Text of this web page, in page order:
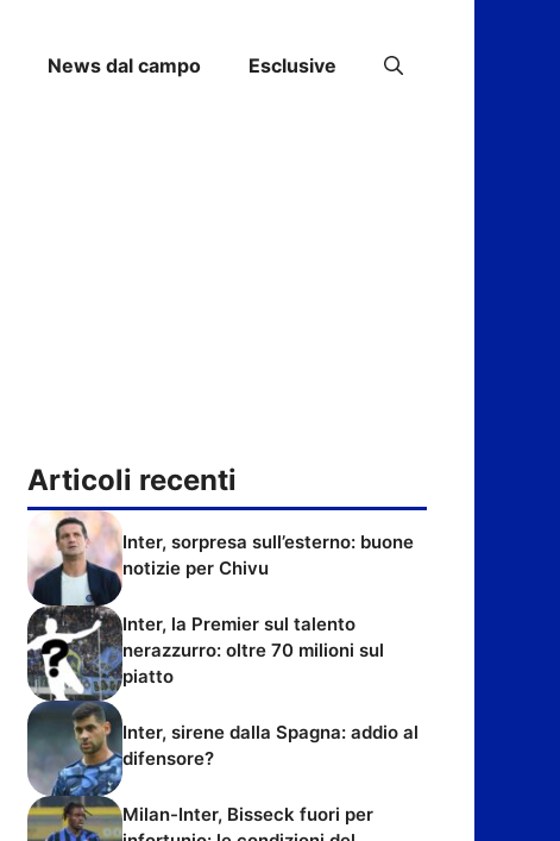
News dal campo Esclusive
Articoli recenti
Inter, sorpresa sull’esterno: buone
notizie per Chivu
Inter, la Premier sul talento
nerazzurro: oltre 70 milioni sul
piatto
Inter, sirene dalla Spagna: addio al
difensore?
Milan-Inter, Bisseck fuori per